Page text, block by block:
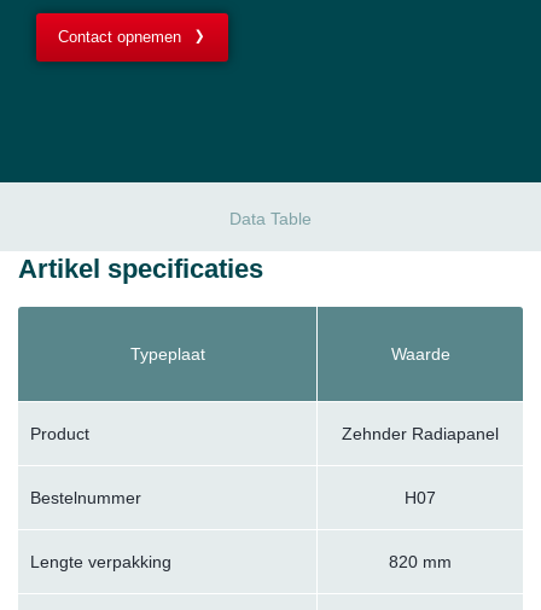
Contact opnemen
Data Table
Artikel specificaties
Typeplaat Waarde
Product Zehnder Radiapanel
Bestelnummer H07
Lengte verpakking 820 mm